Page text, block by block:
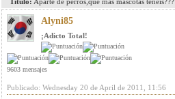
Alyni85
¡Adicto Total!
9603 mensajes
Publicado: Wednesday 20 de April de 2011, 11:56